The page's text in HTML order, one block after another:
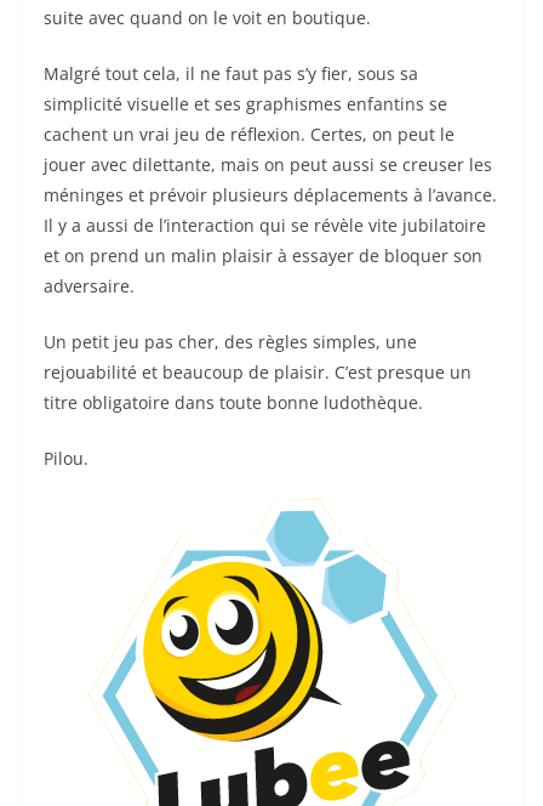
suite avec quand on le voit en boutique.
Malgré tout cela, il ne faut pas s’y fier, sous sa
simplicité visuelle et ses graphismes enfantins se
cachent un vrai jeu de réflexion. Certes, on peut le
jouer avec dilettante, mais on peut aussi se creuser les
méninges et prévoir plusieurs déplacements à l’avance.
Il y a aussi de l’interaction qui se révèle vite jubilatoire
et on prend un malin plaisir à essayer de bloquer son
adversaire.
Un petit jeu pas cher, des règles simples, une
rejouabilité et beaucoup de plaisir. C’est presque un
titre obligatoire dans toute bonne ludothèque.
Pilou.